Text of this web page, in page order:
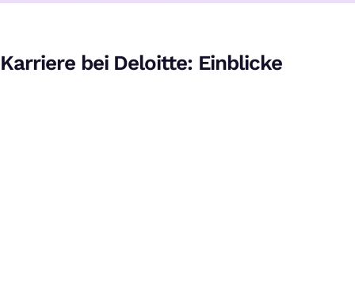
Karriere bei Deloitte: Einblicke